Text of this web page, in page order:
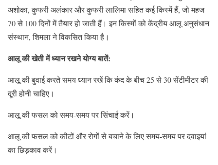
अशोका, कुफरी अलंकार और कुफरी लालिमा सहित कई किस्में हैं, जो महज
70 से 100 दिनों में तैयार हो जाती हैं। इन किस्मों को केंद्रीय आलू अनुसंधान
संस्थान, शिमला ने विकसित किया है।
आलू की खेती में ध्यान रखने योग्य बातें:
आलू की बुवाई करते समय ध्यान रखें कि कंद के बीच 25 से 30 सेंटीमीटर की
दूरी होनी चाहिए।
आलू की फसल को समय-समय पर सिंचाई करें।
आलू की फसल को कीटों और रोगों से बचाने के लिए समय-समय पर दवाइयां
का छिड़काव करें।